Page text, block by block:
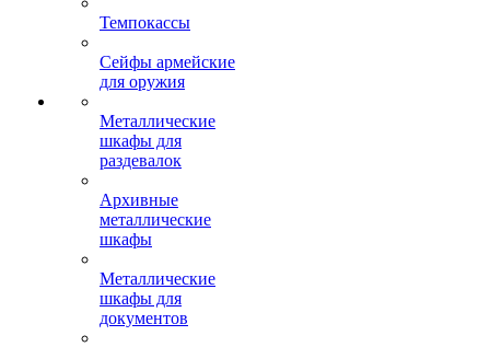
Темпокассы
Сейфы армейские
для оружия
Металлические
шкафы для
раздевалок
Архивные
металлические
шкафы
Металлические
шкафы для
документов